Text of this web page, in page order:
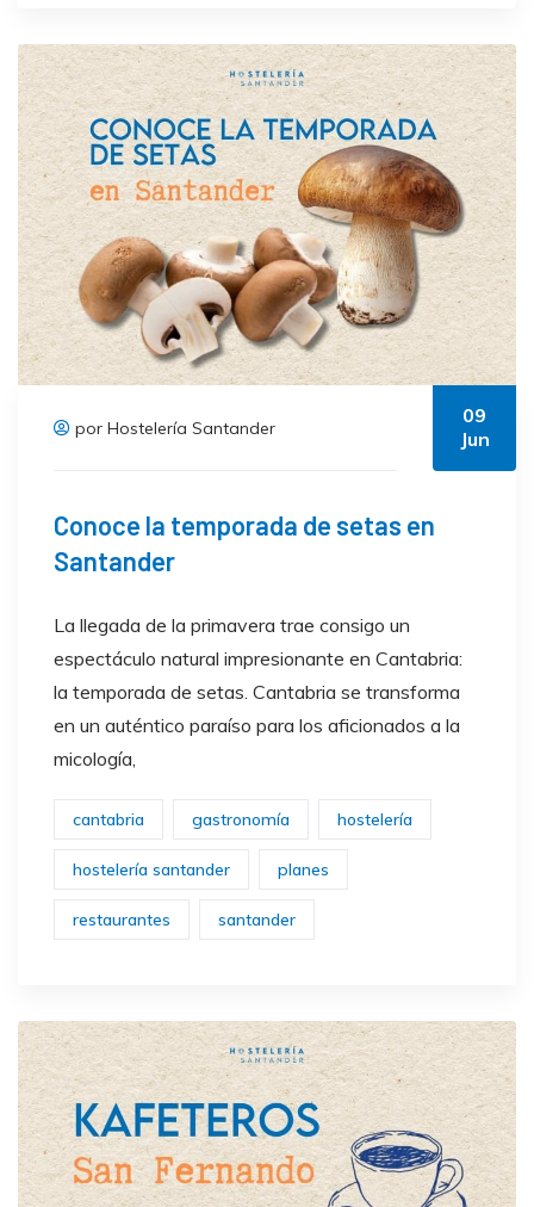
por Hostelería Santander
09
Jun
Conoce la temporada de setas en
Santander
La llegada de la primavera trae consigo un
espectáculo natural impresionante en Cantabria:
la temporada de setas. Cantabria se transforma
en un auténtico paraíso para los aficionados a la
micología,
cantabria gastronomía hostelería
hostelería santander planes
restaurantes santander